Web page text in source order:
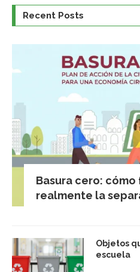
Recent Posts
Basura cero:
realmente la
Objetos
escuela